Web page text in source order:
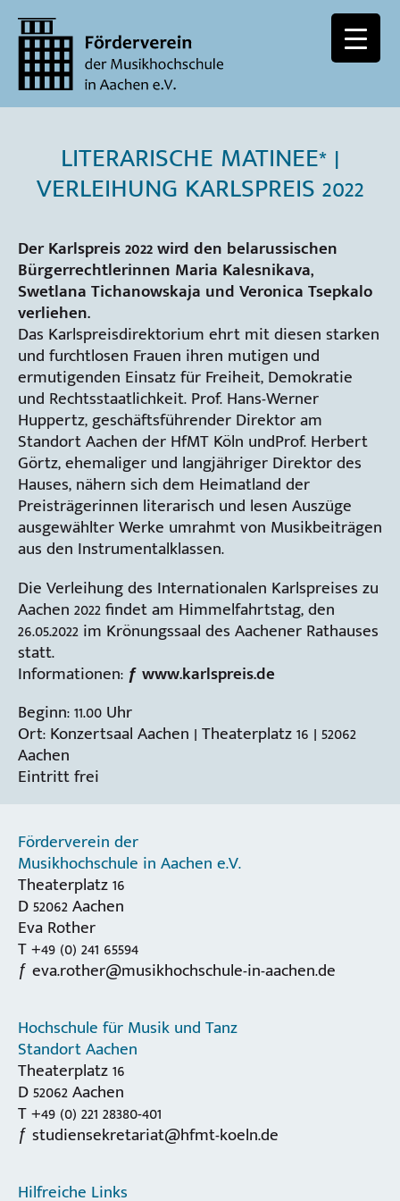
LITERARISCHE MATINEE* |
VERLEIHUNG KARLSPREIS 2022
Der Karlspreis 2022 wird den belarussischen
Bürgerrechtlerinnen Maria Kalesnikava,
Swetlana Tichanowskaja und Veronica Tsepkalo
verliehen.
Das Karlspreisdirektorium ehrt mit diesen starken
und furchtlosen Frauen ihren mutigen und
ermutigenden Einsatz für Freiheit, Demokratie
und Rechtsstaatlichkeit. Prof. Hans-Werner
Huppertz, geschäftsführender Direktor am
Standort Aachen der HfMT Köln undProf. Herbert
Görtz, ehemaliger und langjähriger Direktor des
Hauses, nähern sich dem Heimatland der
Preisträgerinnen literarisch und lesen Auszüge
ausgewählter Werke umrahmt von Musikbeiträgen
aus den Instrumentalklassen.
Die Verleihung des Internationalen Karlspreises zu
Aachen 2022 findet am Himmelfahrtstag, den
26.05.2022 im Krönungssaal des Aachener Rathauses
statt.
Informationen:ƒ www.karlspreis.de
Beginn: 11.00 Uhr
Ort: Konzertsaal Aachen | Theaterplatz 16 | 52062
Aachen
Eintritt frei
Förderverein der
Musikhochschule in Aachen e.V.
Theaterplatz 16
D 52062 Aachen
Eva Rother
T +49 (0) 241 65594
eva.rother@musikhochschule-in-aachen.de
Hochschule für Musik und Tanz
Standort Aachen
Theaterplatz 16
D 52062 Aachen
T +49 (0) 221 28380-401
studiensekretariat@hfmt-koeln.de
Hilfreiche Links